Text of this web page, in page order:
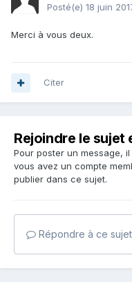
Posté(e) 18 juin
Merci à vous deux.
Citer
Rejoindre le
Pour poster un message,
vous avez un compte
publier dans ce sujet.
Répondre à ce